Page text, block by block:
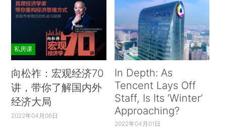
私房课
向松祚：宏观经济70
讲，带你了解国内外
经济大局
2022年04月06日
In Depth: As
Tencent Lays Off
Staff, Is Its ‘Winter’
Approaching?
2022年04月01日